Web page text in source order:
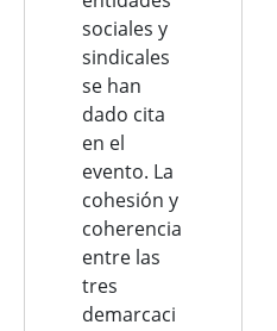
sociales y
sindicales
se han
dado cita
en el
evento. La
cohesión y
coherencia
entre las
tres
demarcaci